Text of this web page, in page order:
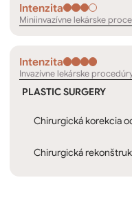
Intenzita
Miniinvazívne lekárske
Intenzita
Invazívne lekárske
PLASTIC SURGERY
Chirurgická korekcia
Chirurgická